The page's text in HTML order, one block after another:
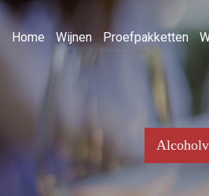
Home Wijnen Proefpakketten